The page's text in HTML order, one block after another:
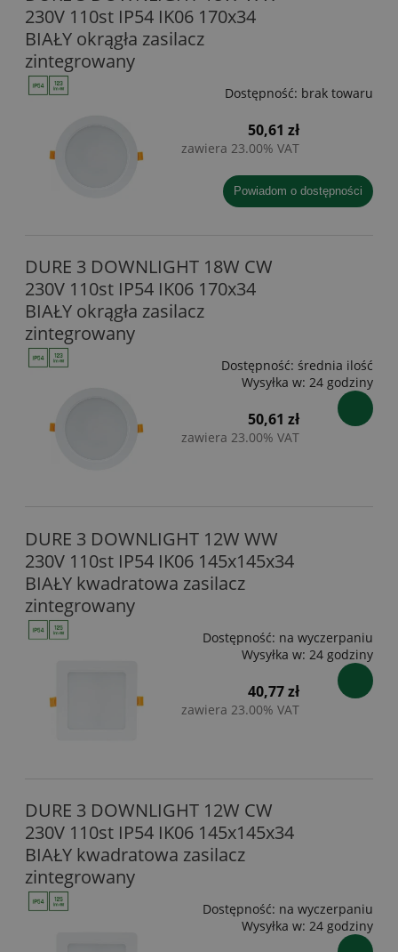
230V 110st IP54 IK06 170x34
BIAŁY okrągła zasilacz
zintegrowany
Dostępność: brak towaru
50,61 zł
zawiera 23.00% VAT
powiadom o dostępności
DURE 3 DOWNLIGHT 18W CW
230V 110st IP54 IK06 170x34
BIAŁY okrągła zasilacz
zintegrowany
Dostępność: średnia ilość
Wysyłka w: 24 godziny
50,61 zł
zawiera 23.00% VAT
DURE 3 DOWNLIGHT 12W WW
230V 110st IP54 IK06 145x145x34
BIAŁY kwadratowa zasilacz
zintegrowany
Dostępność: na wyczerpaniu
Wysyłka w: 24 godziny
40,77 zł
zawiera 23.00% VAT
DURE 3 DOWNLIGHT 12W CW
230V 110st IP54 IK06 145x145x34
BIAŁY kwadratowa zasilacz
zintegrowany
Dostępność: na wyczerpaniu
Wysyłka w: 24 godziny